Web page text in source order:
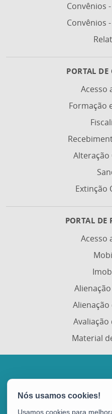
Convênios
Convênios
PORTAL DE
Acesso
Formação
Extinção
PORTAL DE
Acesso
Alienação
Avaliação
Material
Portal de Compras
Avenida
Usamos cookies para